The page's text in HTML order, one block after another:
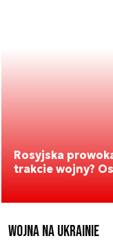
Rosyjska
trakcie wojny?
Wojna na Ukrainie